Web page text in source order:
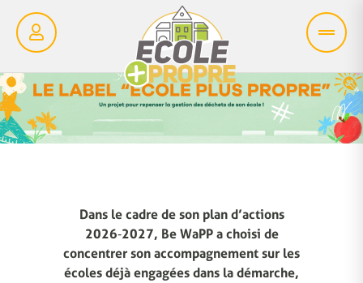
Dans le cadre de son plan d’actions
2026‑2027, Be WaPP a choisi de
concentrer son accompagnement sur les
écoles déjà engagées dans la démarche,